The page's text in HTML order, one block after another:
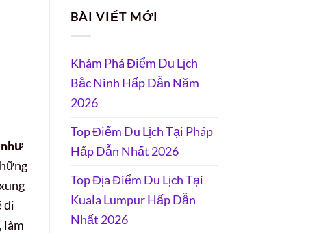
đi
làm
BÀI VIẾT MỚI
Khám Phá Điểm Du Lịch
Bắc Ninh Hấp Dẫn Năm
2026
Top Điểm Du Lịch Tại Pháp
Hấp Dẫn Nhất 2026
Top Địa Điểm Du Lịch Tại
Kuala Lumpur Hấp Dẫn
Nhất 2026